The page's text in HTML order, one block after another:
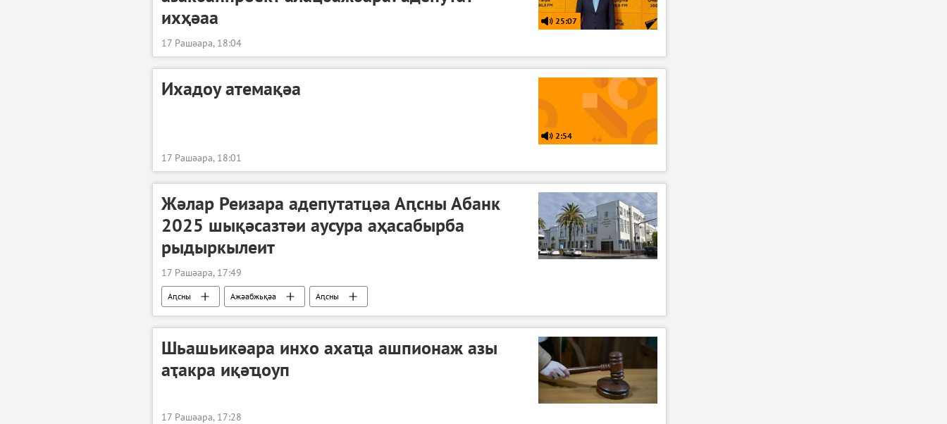
ихҳәаа
25:07
17 Рашәара, 18:04
Ихадоу атемақәа
2:54
17 Рашәара, 18:01
Жәлар Реизара адепутатцәа Аԥсны Абанк
2025 шықәсазтәи аусура аҳасабырба
рыдыркылеит
17 Рашәара, 17:49
Аԥсны Ажәабжьқәа Аԥсны
Шьашьикәара инхо ахаҵа ашпионаж азы
аҭакра иқәҵоуп
17 Рашәара, 17:28